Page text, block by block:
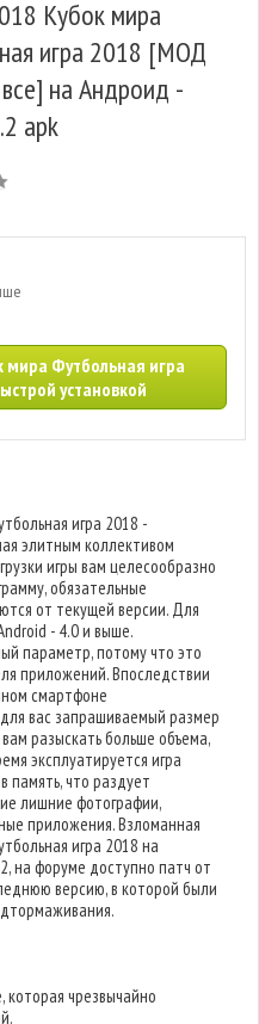
Кубок мира
игра 2018 [МОД
на Андроид -
apk
мира Футбольная игра
установкой
игра 2018 -
элитным коллективом
игры вам целесообразно
обязательные
от текущей версии. Для
- 4.0 и выше.
параметр, потому что это
приложений. Впоследствии
смартфоне
вас запрашиваемый размер
разыскать больше объема,
эксплуатируется игра
память, что раздует
лишние фотографии,
приложения. Взломанная
игра 2018 на
на форуме доступно патч от
версию, в которой были
чрезвычайно